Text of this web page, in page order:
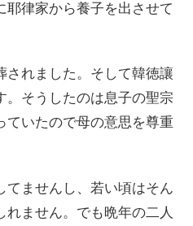
耶律家から養子を出させて
されました。そして韓徳讓
。そうしたのは息子の聖宗
ていたので母の意思を尊重
てませんし、若い頃はそん
れません。でも晩年の二人